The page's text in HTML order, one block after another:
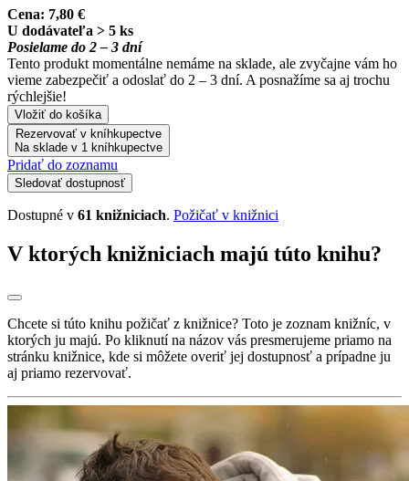
Cena: 7,80 €
U dodávateľa > 5 ks
Posielame do 2 – 3 dní
Tento produkt momentálne nemáme na sklade, ale zvyčajne vám ho
vieme zabezpečiť a odoslať do 2 – 3 dní. A posnažíme sa aj trochu
rýchlejšie!
Vložiť do košíka
Rezervovať v kníhkupectve
Na sklade v 1 kníhkupectve
Pridať do zoznamu
Sledovať dostupnosť
Dostupné v 61 knižniciach. Požičať v knižnici
V ktorých knižniciach majú túto knihu?
Chcete si túto knihu požičať z knižnice? Toto je zoznam knižníc, v
ktorých ju majú. Po kliknutí na názov vás presmerujeme priamo na
stránku knižnice, kde si môžete overiť jej dostupnosť a prípadne ju
aj priamo rezervovať.